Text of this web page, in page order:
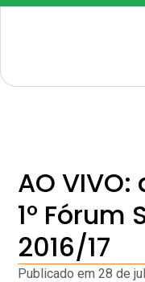
AO
1º Fórum
2016/17
Publicado em 28 de